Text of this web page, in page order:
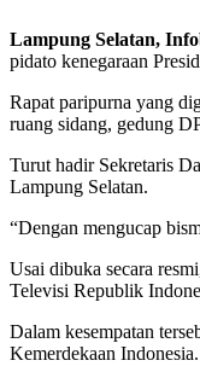
Lampung Selatan,
pidato kenegaraan
Rapat paripurna yang
ruang sidang, gedung
Turut hadir Sekretaris
Lampung Selatan.
“Dengan mengucap
Usai dibuka secara
Televisi Republik
Dalam kesempatan
Kemerdekaan Indonesia.